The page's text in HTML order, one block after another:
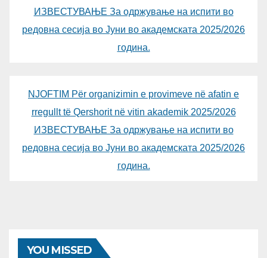
ИЗВЕСТУВАЊЕ За одржување на испити во
редовна сесија во Јуни во академската 2025/2026
година.
NJOFTIM Për organizimin e provimeve në afatin e
rregullt të Qershorit në vitin akademik 2025/2026
ИЗВЕСТУВАЊЕ За одржување на испити во
редовна сесија во Јуни во академската 2025/2026
година.
YOU MISSED